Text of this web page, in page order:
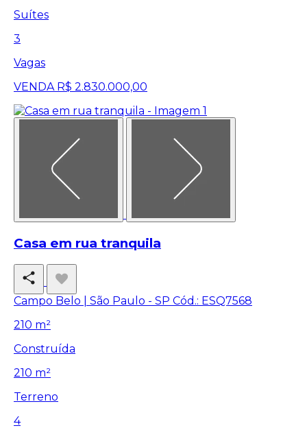
Suítes
3
Vagas
VENDA R$ 2.830.000,00
Casa em rua tranquila
Campo Belo | São Paulo - SP Cód.: ESQ7568
210 m²
Construída
210 m²
Terreno
4